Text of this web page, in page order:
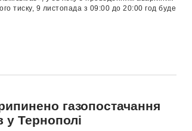
тиску, 9 листопада з 09:00 до 20:00 год буде
газопостачання
у Тернополі